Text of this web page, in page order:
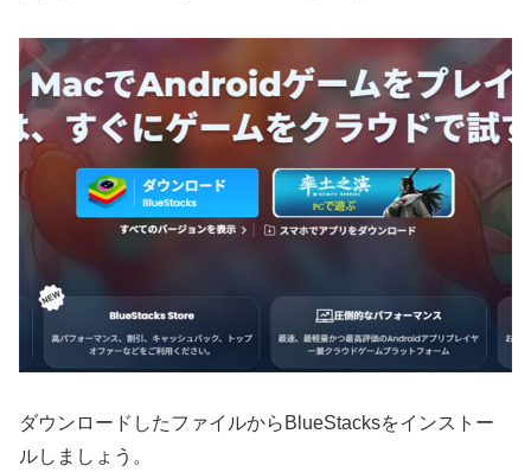
ダウンロードしたファイルからBlueStacksをインストー
ルしましょう。